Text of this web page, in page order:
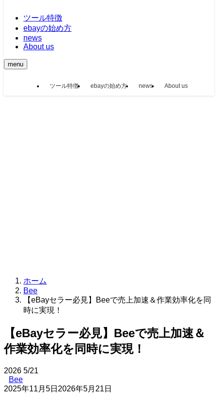
ツール特徴
ebayの始め方
news
About us
menu
ツール特徴 ebayの始め方 news About us
ホーム
Bee
【eBayセラー必見】Beeで売上加速＆作業効率化を同
時に実現！
【eBayセラー必見】Beeで売上加速＆
作業効率化を同時に実現！
2026 5/21
Bee
2025年11月5日 2026年5月21日